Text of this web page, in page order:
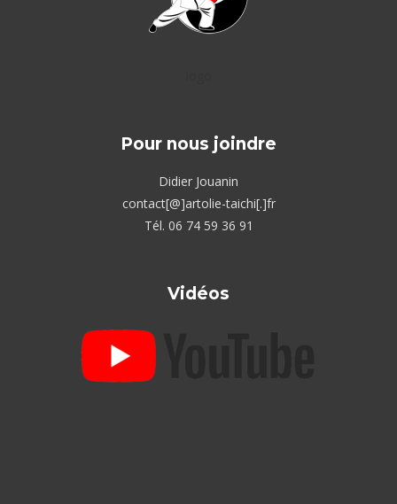
Pour nous joindre
Didier Jouanin
contact[@]artolie-taichi[.]fr
Tél. 06 74 59 36 91
Vidéos